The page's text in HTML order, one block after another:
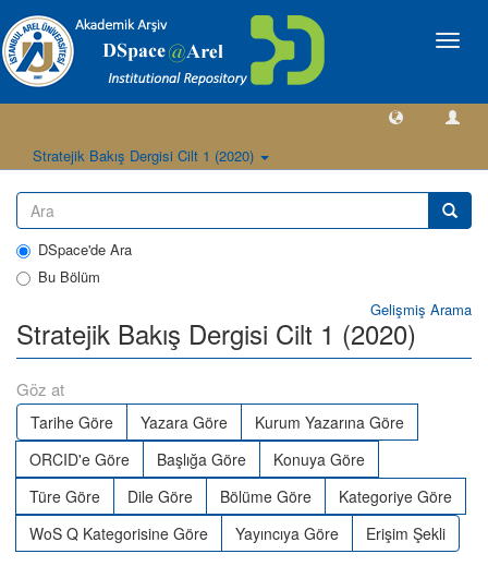
Geçiş
Stratejik Bakış Dergisi Cilt 1 (2020)
DSpace'de Ara
Bu Bölüm
Gelişmiş Arama
Stratejik Bakış Dergisi Cilt 1 (2020)
Göz at
Tarihe Göre Yazara Göre
Kurum Yazarına Göre
ORCID'e Göre
Başlığa Göre
Konuya Göre
Türe Göre
Dile Göre Bölüme Göre
Kategoriye Göre
WoS Q Kategorisine Göre
Yayıncıya Göre Erişim Şekli